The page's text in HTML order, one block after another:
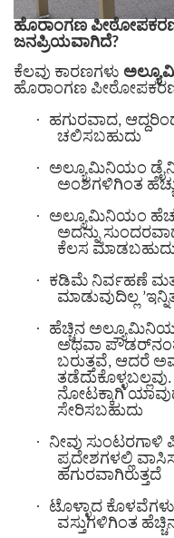
ಹೊರಾಂಗಣ
ಜನಪ್ರಿಯವಾಗಿದೆ?
ಕೆಲವು ಕಾರಣಗಳು
ಹೊರಾಂಗಣ
·
ಹಗುರವಾದ,
ಚಲಿಸಬಹುದು
·
ಅಲ್ಯೂಮಿನಿಯಂ
ಅಂಶಗಳಿಗಿಂತ
·
ಅಲ್ಯೂಮಿನಿಯಂ
ಅದನ್ನು
ಕೆಲಸ
·
ಕಡಿಮೆ ನಿರ್ವಹಣೆ
ಮಾಡುವುದಿಲ್ಲ
·
ಹೆಚ್ಚಿನ
ಅಥವಾ
ಬರುತ್ತವೆ, ಆದರೆ
ನೋಟಕ್ಕಾಗಿ
ಸೇರಿಸಬಹುದು
·
ನೀವು ಸುಂಟರಗಾಳಿ
ಪ್ರದೇಶಗಳಲ್ಲಿ
ಹಗುರವಾಗಿರುತ್ತದೆ
·
ಟೊಳ್ಳಾದ
ವಸ್ತುಗಳಿಗಿಂತ